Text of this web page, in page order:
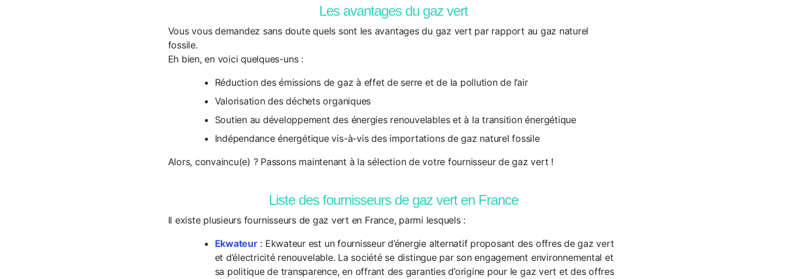
Les avantages du gaz vert
Vous vous demandez sans doute quels sont les avantages du gaz vert par rapport au gaz naturel
fossile.
Eh bien, en voici quelques-uns :
Réduction des émissions de gaz à effet de serre et de la pollution de l’air
Valorisation des déchets organiques
Soutien au développement des énergies renouvelables et à la transition énergétique
Indépendance énergétique vis-à-vis des importations de gaz naturel fossile
Alors, convaincu(e) ? Passons maintenant à la sélection de votre fournisseur de gaz vert !
Liste des fournisseurs de gaz vert en France
Il existe plusieurs fournisseurs de gaz vert en France, parmi lesquels :
Ekwateur: Ekwateur est un fournisseur d’énergie alternatif proposant des offres de gaz vert
et d’électricité renouvelable. La société se distingue par son engagement environnemental et
sa politique de transparence, en offrant des garanties d’origine pour le gaz vert et des offres